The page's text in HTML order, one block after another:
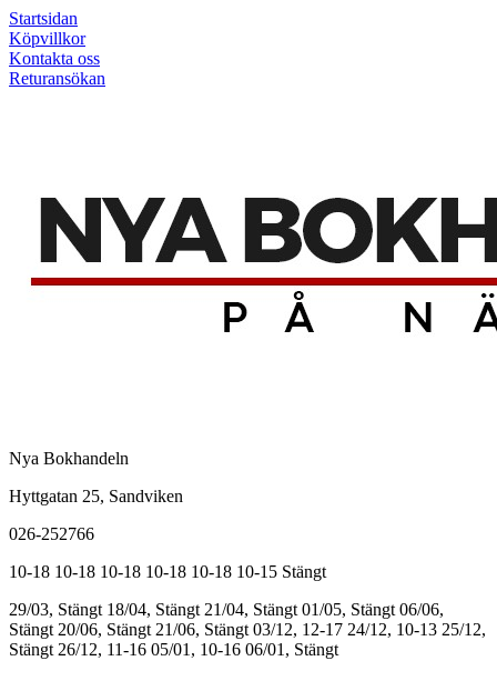
Startsidan
Köpvillkor
Kontakta oss
Returansökan
Nya Bokhandeln
Hyttgatan 25, Sandviken
026-252766
10-18 10-18 10-18 10-18 10-18 10-15 Stängt
29/03, Stängt 18/04, Stängt 21/04, Stängt 01/05, Stängt 06/06,
Stängt 20/06, Stängt 21/06, Stängt 03/12, 12-17 24/12, 10-13 25/12,
Stängt 26/12, 11-16 05/01, 10-16 06/01, Stängt